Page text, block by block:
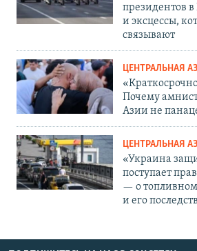
президентов
и эксцессы,
связывают
ЦЕНТРАЛЬНАЯ
Почему
Азии не
ЦЕНТРАЛЬНАЯ
«Украина
поступает
— о топливном
и его